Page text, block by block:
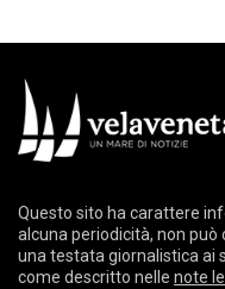
Questo sito ha carattere
alcuna periodicità, non
una testata giornalistica ai
come descritto nelle note